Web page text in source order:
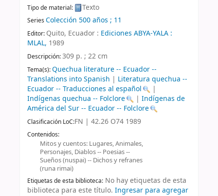
Tipo de material: Texto
Series Colección 500 años ; 11
Editor: Quito, Ecuador : Ediciones ABYA-YALA :
MLAL, 1989
Descripción:309 p. ; 22 cm
Tema(s):Quechua literature -- Ecuador --
Translations into Spanish | Literatura quechua --
Ecuador -- Traducciones al español
|
Indígenas quechua -- Folclore
|Indígenas de
América del Sur -- Ecuador -- Folclore
Clasificación LoC:FN | 42.26 O74 1989
Contenidos:
Mitos y cuentos: Lugares, Animales,
Personajes, Diablos -- Poesias --
Sueños (nuspai) -- Dichos y refranes
(runa rimai)
Etiquetas de esta biblioteca: No hay etiquetas de esta
biblioteca para este título. Ingresar para agregar